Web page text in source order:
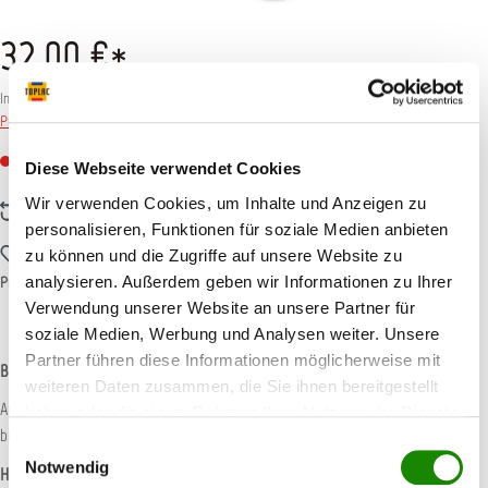
Diese Webseite verwendet Cookies
Wir verwenden Cookies, um Inhalte und Anzeigen zu
personalisieren, Funktionen für soziale Medien anbieten
zu können und die Zugriffe auf unsere Website zu
analysieren. Außerdem geben wir Informationen zu Ihrer
Verwendung unserer Website an unsere Partner für
soziale Medien, Werbung und Analysen weiter. Unsere
Partner führen diese Informationen möglicherweise mit
weiteren Daten zusammen, die Sie ihnen bereitgestellt
Notwendig
32,00 €*
Inhalt:75 Stück
Preise inkl. MwSt. zzgl. Versandkosten
Nicht mehr verfügbar
Zum Vergleich hinzufügen
Zum Merkzettel hinzufügen
Produktnummer:KW685400
Beschreibung
Anwendung: Zum Ausmischen der Wasserbasislacke von 50 bis 150ml und 100
bis 300ml. Der Boden ist abgerundet, so dass mit de…
Hersteller-Informationen